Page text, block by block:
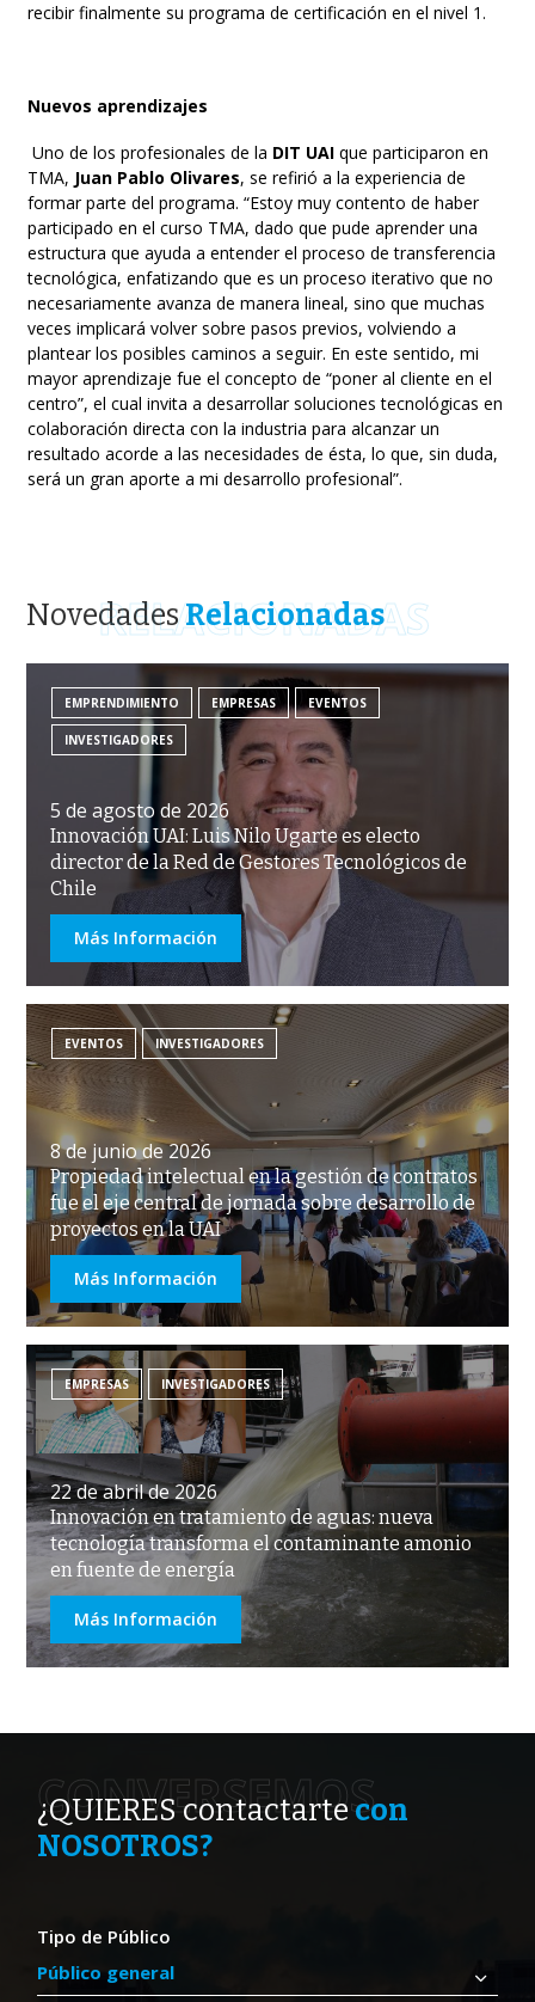
recibir finalmente su programa de certificación en el nivel 1.
Nuevos aprendizajes
Uno de los profesionales de la DIT UAIque participaron en
TMA, Juan Pablo Olivares, se refirió a la experiencia de
formar parte del programa. “Estoy muy contento de haber
participado en el curso TMA, dado que pude aprender una
estructura que ayuda a entender el proceso de transferencia
tecnológica, enfatizando que es un proceso iterativo que no
necesariamente avanza de manera lineal, sino que muchas
veces implicará volver sobre pasos previos, volviendo a
plantear los posibles caminos a seguir. En este sentido, mi
mayor aprendizaje fue el concepto de “poner al cliente en el
centro”, el cual invita a desarrollar soluciones tecnológicas en
colaboración directa con la industria para alcanzar un
resultado acorde a las necesidades de ésta, lo que, sin duda,
será un gran aporte a mi desarrollo profesional”.
RELACIONADAS
NovedadesRelacionadas
EMPRENDIMIENTO EMPRESAS EVENTOS
INVESTIGADORES
5 de agosto de 2026
Innovación UAI: Luis Nilo Ugarte es electo
director de la Red de Gestores Tecnológicos de
Chile
Más Información
EVENTOS INVESTIGADORES
8 de junio de 2026
Propiedad intelectual en la gestión de contratos
fue el eje central de jornada sobre desarrollo de
proyectos en la UAI
Más Información
EMPRESAS INVESTIGADORES
22 de abril de 2026
Innovación en tratamiento de aguas: nueva
tecnología transforma el contaminante amonio
en fuente de energía
Más Información
CONVERSEMOS
¿QUIERES contactartecon
NOSOTROS?
Tipo de Público